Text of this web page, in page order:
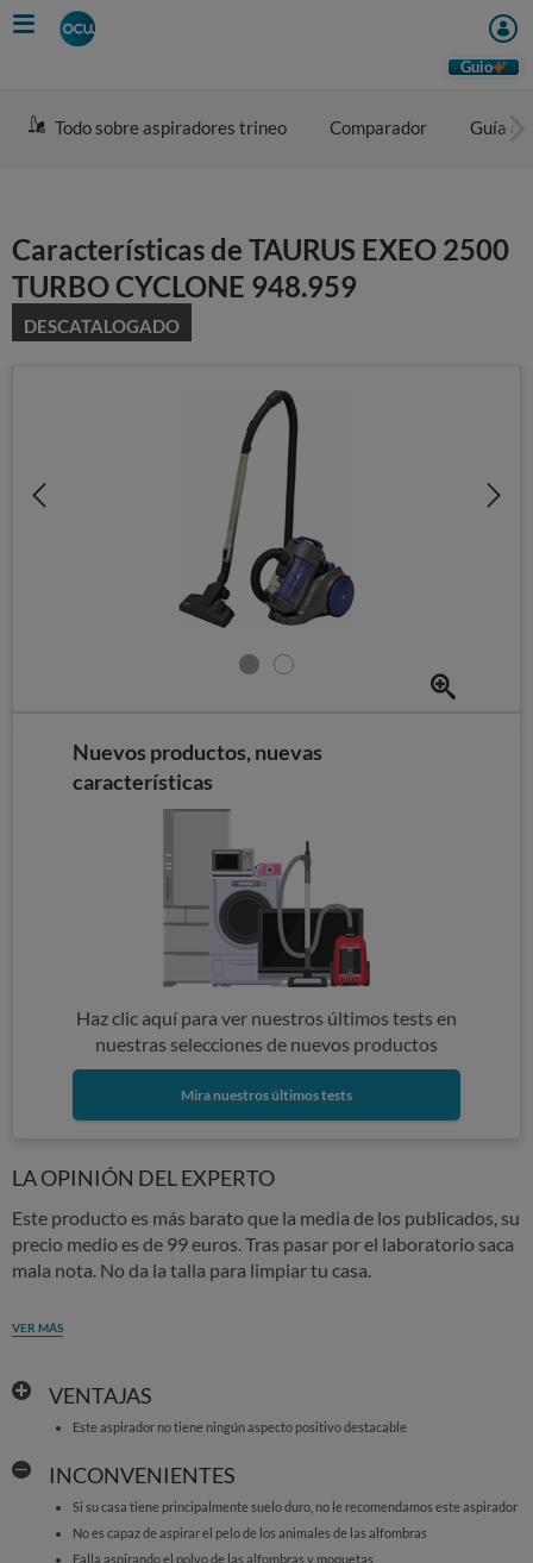
Skip
to
Guio
Todo sobre aspiradores trineo Comparador Guía
Características de TAURUS EXEO 2500
TURBO CYCLONE 948.959
DESCATALOGADO
Nuevos productos, nuevas
características
Haz clic aquí para ver nuestros últimos tests en
nuestras selecciones de nuevos productos
Mira nuestros últimos tests
LA OPINIÓN DEL EXPERTO
Este producto es más barato que la media de los publicados, su
precio medio es de 99 euros. Tras pasar por el laboratorio saca
mala nota. No da la talla para limpiar tu casa.
VER MÁS
VENTAJAS
Este aspirador no tiene ningún aspecto positivo destacable
INCONVENIENTES
Si su casa tiene principalmente suelo duro, no le recomendamos este aspirador
No es capaz de aspirar el pelo de los animales de las alfombras
Falla aspirando el polvo de las alfombras y moquetas